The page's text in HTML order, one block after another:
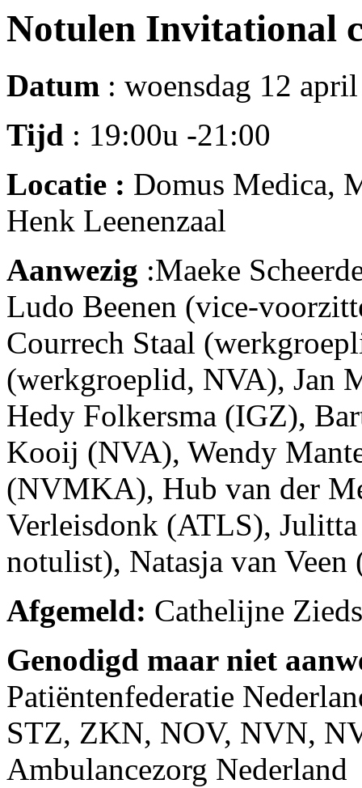
Notulen Invitational
Datum : woensdag 12
Tijd : 19:00u -21:00
Locatie : Domus Medica,
Henk Leenenzaal
Aanwezig :Maeke
Ludo Beenen (vice-
Courrech Staal
(werkgroeplid, NVA), Jan
Hedy Folkersma (IGZ),
Kooij (NVA), Wendy
(NVMKA), Hub van der
Verleisdonk (ATLS),
notulist), Natasja van
Afgemeld: Cathelijne
Genodigd maar niet
Patiëntenfederatie
STZ, ZKN, NOV, NVN,
Ambulancezorg Nederland